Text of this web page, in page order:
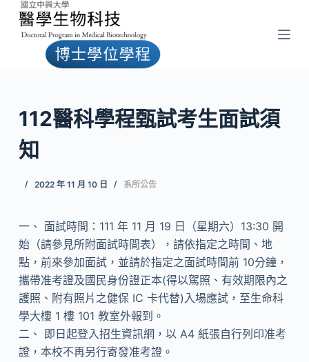
跳
至
112醫科學程甄試考生面試須
知
2022 年 11 月 10 日 系所公告
一、 面試時間：111 年 11 月 19 日（星期六）13:30 開
始（請參見所附面試時間表），請依指定之時間、地
點，前來參加面試，並請於指定之面試時間前 10分鐘，
攜帶准考證及國民身份證正本(得以駕照、有效期限內之
護照、附有照片之健保 IC 卡代替)入場應試，至生命科
學大樓 1 樓 101 教室外報到。
二、 即日起登入招生資訊網，以 A4 紙張自行列印准考
證，本校不再另行寄發准考證。